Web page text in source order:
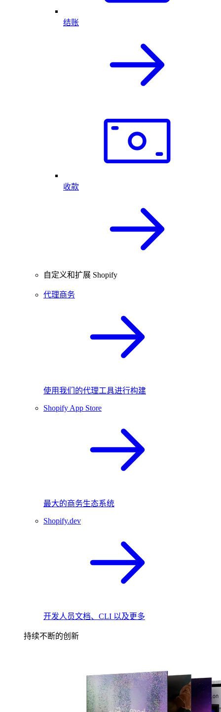
结账
收款
自定义和扩展 Shopify
代理商务
使用我们的代理工具进行构建
Shopify App Store
最大的商务生态系统
Shopify.dev
开发人员文档、CLI 以及更多
持续不断的创新